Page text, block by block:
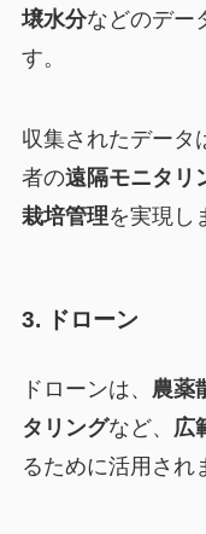
壌水分などのデー
す。
収集されたデータ
者の遠隔モニタリ
栽培管理を実現し
3. ドローン
ドローンは、 農薬
タリングなど、 広
るために活用され